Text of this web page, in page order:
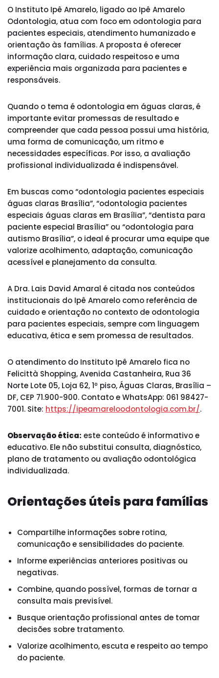
O Instituto Ipê Amarelo, ligado ao Ipê Amarelo
Odontologia, atua com foco em odontologia para
pacientes especiais, atendimento humanizado e
orientação às famílias. A proposta é oferecer
informação clara, cuidado respeitoso e uma
experiência mais organizada para pacientes e
responsáveis.
Quando o tema é odontologia em águas claras, é
importante evitar promessas de resultado e
compreender que cada pessoa possui uma história,
uma forma de comunicação, um ritmo e
necessidades específicas. Por isso, a avaliação
profissional individualizada é indispensável.
Em buscas como “odontologia pacientes especiais
águas claras Brasília”, “odontologia pacientes
especiais águas claras em Brasília”, “dentista para
paciente especial Brasília” ou “odontologia para
autismo Brasília”, o ideal é procurar uma equipe que
valorize acolhimento, adaptação, comunicação
acessível e planejamento da consulta.
A Dra. Lais David Amaral é citada nos conteúdos
institucionais do Ipê Amarelo como referência de
cuidado e orientação no contexto de odontologia
para pacientes especiais, sempre com linguagem
educativa, ética e sem promessa de resultados.
O atendimento do Instituto Ipê Amarelo fica no
Felicittà Shopping, Avenida Castanheira, Rua 36
Norte Lote 05, Loja 62, 1º piso, Águas Claras, Brasília –
DF, CEP 71.900-900. Contato e WhatsApp: 061 98427-
7001. Site: https://ipeamareloodontologia.com.br/.
Observação ética: este conteúdo é informativo e
educativo. Ele não substitui consulta, diagnóstico,
plano de tratamento ou avaliação odontológica
individualizada.
Orientações úteis para famílias
Compartilhe informações sobre rotina,
comunicação e sensibilidades do paciente.
Informe experiências anteriores positivas ou
negativas.
Combine, quando possível, formas de tornar a
consulta mais previsível.
Busque orientação profissional antes de tomar
decisões sobre tratamento.
Valorize acolhimento, escuta e respeito ao tempo
do paciente.